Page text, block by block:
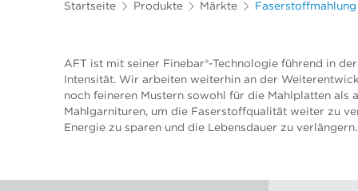
Startseite Produkte Märkte Faserstoffmahlung
AFT ist mit seiner Finebar®-Technologie führend in
Intensität. Wir arbeiten weiterhin an der
noch feineren Mustern sowohl für die Mahlplatten als
Mahlgarnituren, um die Faserstoffqualität weiter zu
Energie zu sparen und die Lebensdauer zu verlängern.